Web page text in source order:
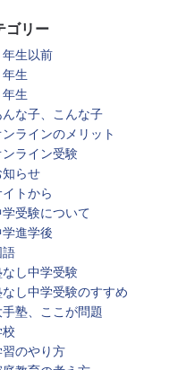
ゴリー
年生以前
年生
年生
な子、こんな子
ンラインのメリット
ンライン受験
知らせ
トから
受験について
進学後
語
し中学受験
し中学受験のすすめ
手塾、ここが問題
のやり方